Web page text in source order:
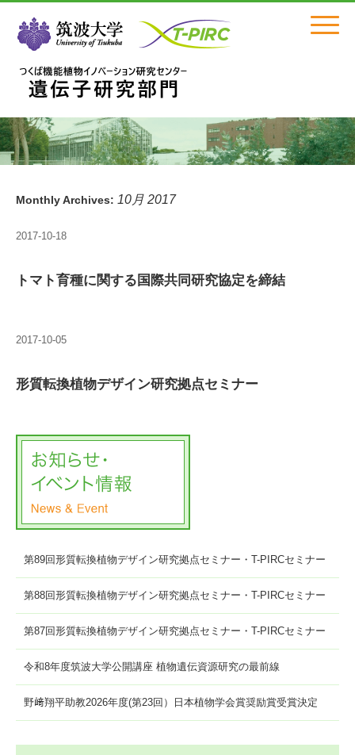
Click
Monthly Archives: 10月 2017
2017-10-18
トマト育種に関する国際共同研究協定を締結
2017-10-05
形質転換植物デザイン研究拠点セミナー
第89回形質転換植物デザイン研究拠点セミナー・T-PIRCセミナー
第88回形質転換植物デザイン研究拠点セミナー・T-PIRCセミナー
第87回形質転換植物デザイン研究拠点セミナー・T-PIRCセミナー
令和8年度筑波大学公開講座 植物遺伝資源研究の最前線
野﨑翔平助教2026年度(第23回）日本植物学会賞奨励賞受賞決定